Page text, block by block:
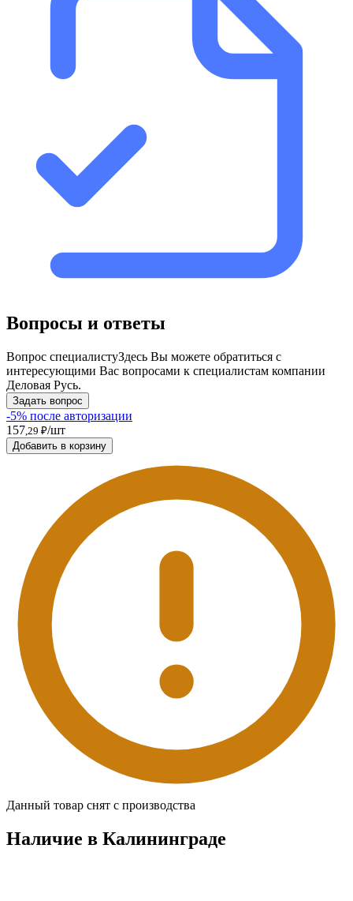
Вопросы и ответы
Вопрос специалистуЗдесь Вы можете обратиться с
интересующими Вас вопросами к специалистам компании
Деловая Русь.
Задать вопрос
-5% после авторизации
157,29 ₽/шт
Добавить в корзину
Данный товар снят с производства
Наличие в Калининградe